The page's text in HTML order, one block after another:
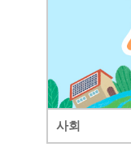
사회